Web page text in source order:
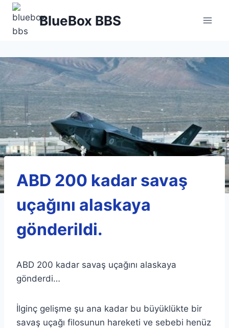
Skip
content
BlueBox BBS
ABD 200 kadar savaş
uçağını alaskaya
gönderildi.
ABD 200 kadar savaş uçağını alaskaya
gönderdi…
İlginç gelişme şu ana kadar bu büyüklükte bir
savaş uçağı filosunun hareketi ve sebebi henüz